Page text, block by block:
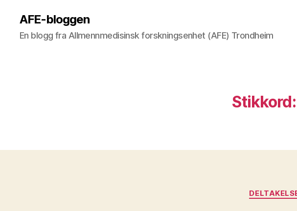
AFE-bloggen
En blogg fra Allmennmedisinsk forskningsenhet (AFE) Trondheim
Stikkord: